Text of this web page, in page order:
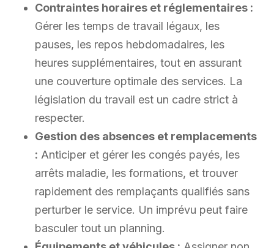
Contraintes horaires et réglementaires :
Gérer les temps de travail légaux, les
pauses, les repos hebdomadaires, les
heures supplémentaires, tout en assurant
une couverture optimale des services. La
législation du travail est un cadre strict à
respecter.
Gestion des absences et remplacements
: Anticiper et gérer les congés payés, les
arrêts maladie, les formations, et trouver
rapidement des remplaçants qualifiés sans
perturber le service. Un imprévu peut faire
basculer tout un planning.